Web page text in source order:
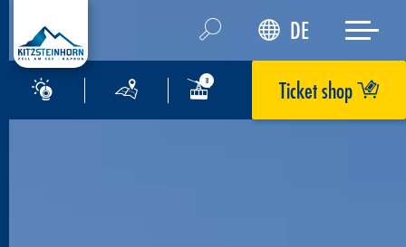
Ticket shop
DE